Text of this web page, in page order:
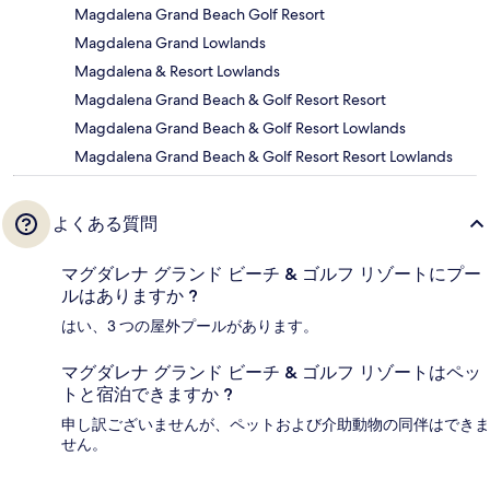
Magdalena Grand Beach Golf Resort
Magdalena Grand Lowlands
Magdalena & Resort Lowlands
Magdalena Grand Beach & Golf Resort Resort
Magdalena Grand Beach & Golf Resort Lowlands
Magdalena Grand Beach & Golf Resort Resort Lowlands
よくある質問
マグダレナ グランド ビーチ & ゴルフ リゾートにプー
ルはありますか ?
はい、3 つの屋外プールがあります。
マグダレナ グランド ビーチ & ゴルフ リゾートはペッ
トと宿泊できますか ?
申し訳ございませんが、ペットおよび介助動物の同伴はできま
せん。